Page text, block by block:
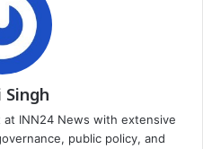
Singh
at INN24 News with extensive
public policy, and